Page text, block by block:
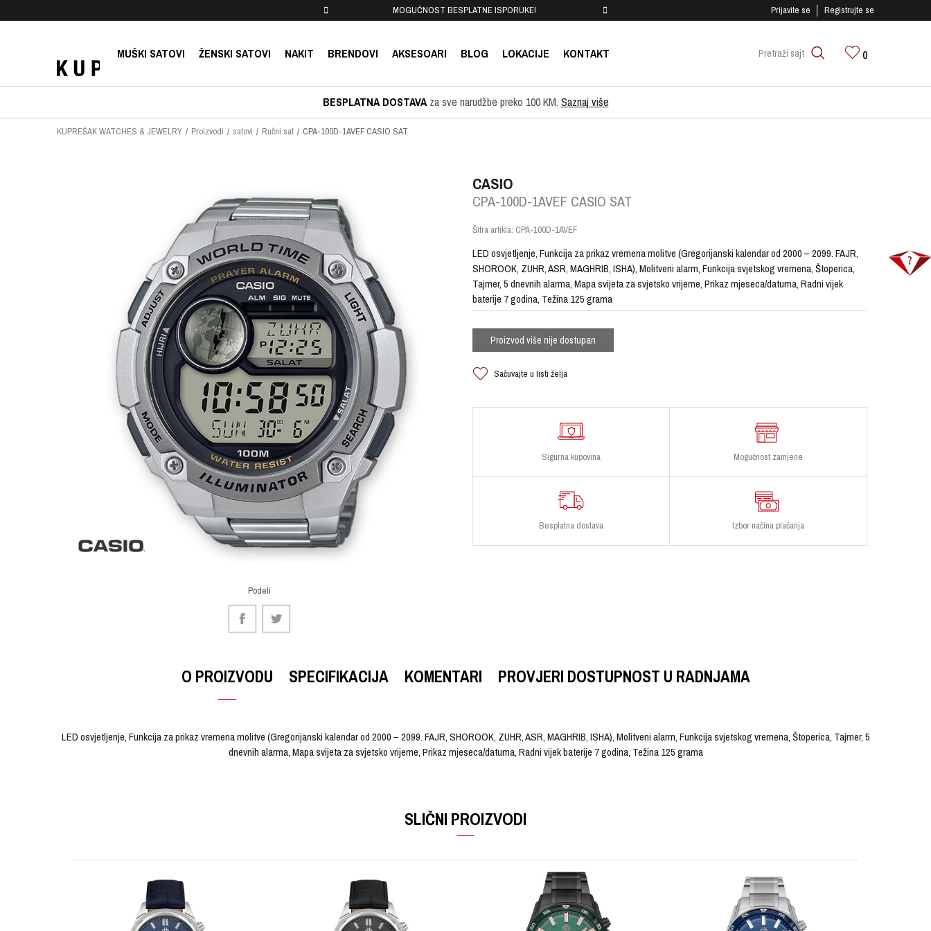
MOGUĆNOST BESPLATNE ISPORUKE! SIGURNO PLAĆANJE PLATNIM KARTICAMA!
Prijavite se Registrujte se
MUŠKI SATOVI ŽENSKI SATOVI NAKIT BRENDOVI AKSESOARI BLOG LOKACIJE KONTAKT Pretraži sajt 0
BESPLATNA DOSTAVAza sve narudžbe preko 100 KM. Saznaj više
KUPREŠAK WATCHES & JEWELRY Proizvodi satovi Ručni sat CPA-100D-1AVEF CASIO SAT
Podeli
CASIO
CPA-100D-1AVEF CASIO SAT
Šifra artikla: CPA-100D-1AVEF
LED osvjetljenje, Funkcija za prikaz vremena molitve (Gregorijanski kalendar od 2000 – 2099. FAJR,
SHOROOK, ZUHR, ASR, MAGHRIB, ISHA), Molitveni alarm, Funkcija svjetskog vremena, Štoperica,
Tajmer, 5 dnevnih alarma, Mapa svijeta za svjetsko vrijeme, Prikaz mjeseca/datuma, Radni vijek
baterije 7 godina, Težina 125 grama
Proizvod više nije dostupan
Sačuvajte u listi želja
Sigurna kupovina Mogućnost zamjene
Besplatna dostava Izbor načina plaćanja
O PROIZVODU SPECIFIKACIJA KOMENTARI PROVJERI DOSTUPNOST U RADNJAMA
LED osvjetljenje, Funkcija za prikaz vremena molitve (Gregorijanski kalendar od 2000 – 2099. FAJR, SHOROOK, ZUHR, ASR, MAGHRIB, ISHA), Molitveni alarm, Funkcija svjetskog vremena, Štoperica, Tajmer, 5
dnevnih alarma, Mapa svijeta za svjetsko vrijeme, Prikaz mjeseca/datuma, Radni vijek baterije 7 godina, Težina 125 grama
Muški
Kaučuk
SLIČNI PROIZVODI